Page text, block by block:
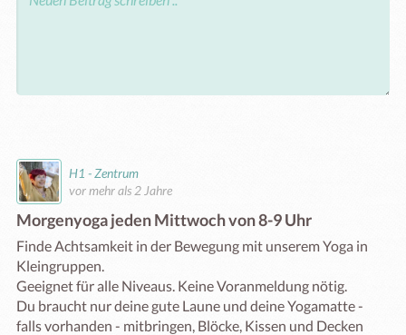
H1 - Zentrum
vor mehr als 2 Jahre
Morgenyoga jeden Mittwoch von 8-9 Uhr
Finde Achtsamkeit in der Bewegung mit unserem Yoga in
Kleingruppen.
Geeignet für alle Niveaus. Keine Voranmeldung nötig.
Du braucht nur deine gute Laune und deine Yogamatte -
falls vorhanden - mitbringen, Blöcke, Kissen und Decken